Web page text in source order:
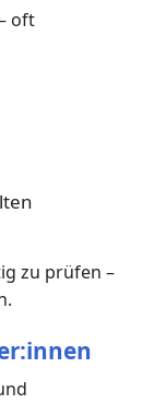
oft
zu prüfen –